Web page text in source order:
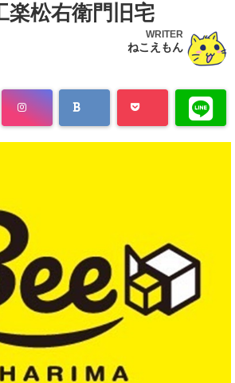
楽松右衛門旧宅
WRITER
ねこえもん